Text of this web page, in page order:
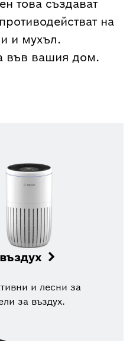
това създават
на
и мухъл.
във вашия дом.
и лесни за
за въздух.